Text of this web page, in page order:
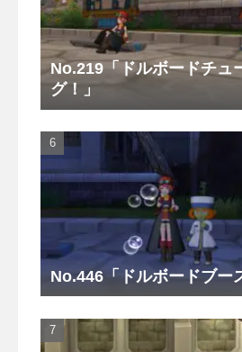
No.219「ドルボードチュ
グ！」
No.446「ドルボードブー